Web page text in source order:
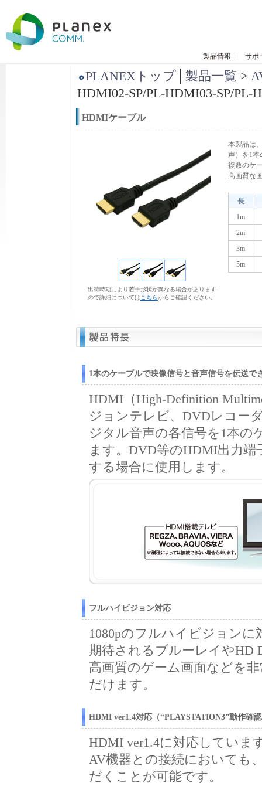
製品情報 サポ
PLANEXトップ│ 製品一覧 >
HDMI02-SP/PL-HDMI03-SP/PL-
HDMIケーブル
出荷時期により若干形状が異なる場合があります
ので詳細については こちらからご確認ください。
本製品は
声）を1
複数のケ
高画質な
長
1m
2m
3m
5m
1本のケーブルで映像信号と音声信号を伝送で
HDMI（High-Definition
ジョンテレビ、DVDレコー
ジタル音声の各信号を1本
ます。DVD等のHDMI出力
する場合に使用します。
フルハイビジョン対応
1080pのフルハイビジョン
期待されるブルーレイやHD
高画質のゲーム画面などを
だけます。
HDMI ver1.4対応（“PLAYSTATION3”動作確
HDMI ver1.4に対応していま
AV機器との接続においても
だくことが可能です。